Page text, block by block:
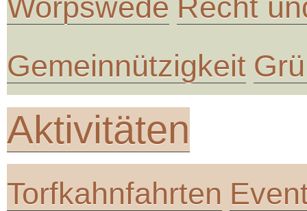
Worpswede Recht
Gemeinnützigkeit
Aktivitäten
Torfkahnfahrten